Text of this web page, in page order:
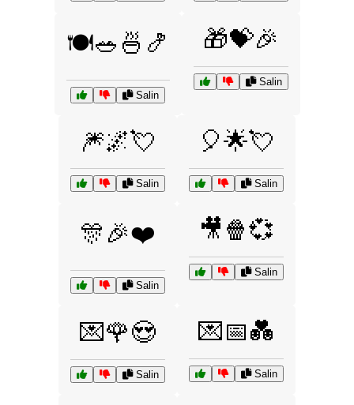
🍽️🥗🍜🍤
Salin
🎁💝🎉
Salin
🎆🌌💘
Salin
🎈🌟💘
Salin
🎊🎉❤️
Salin
🎥🍿💞
Salin
💌🌹😍
Salin
💌📅💑
Salin